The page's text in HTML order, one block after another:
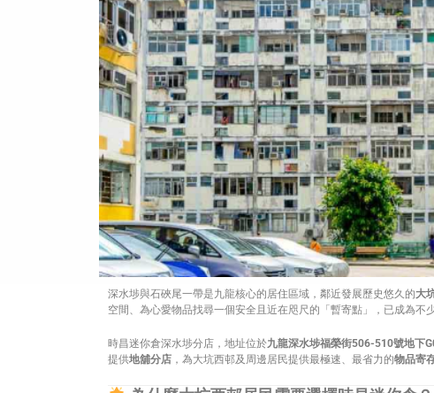
深水埗與石硤尾一帶是九龍核心的居住區域，鄰近發展歷史悠久的大
空間、為心愛物品找尋一個安全且近在咫尺的「暫寄點」，已成為不
時昌迷你倉深水埗分店，地址位於九龍深水埗福榮街506-510號地下
提供地舖分店 ，為大坑西邨及周邊居民提供最極速、最省力的物品寄